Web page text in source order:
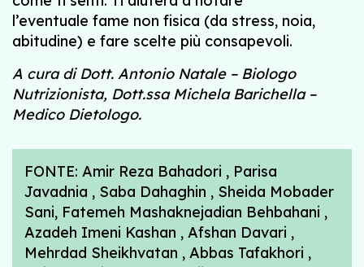
l’eventuale fame non fisica (da stress, noia,
abitudine) e fare scelte più consapevoli.
A cura di Dott. Antonio Natale – Biologo
Nutrizionista, Dott.ssa Michela Barichella –
Medico Dietologo.
FONTE: Amir Reza Bahadori , Parisa
Javadnia , Saba Dahaghin , Sheida Mobader
Sani, Fatemeh Mashaknejadian Behbahani ,
Azadeh Imeni Kashan , Afshan Davari ,
Mehrdad Sheikhvatan , Abbas Tafakhori ,